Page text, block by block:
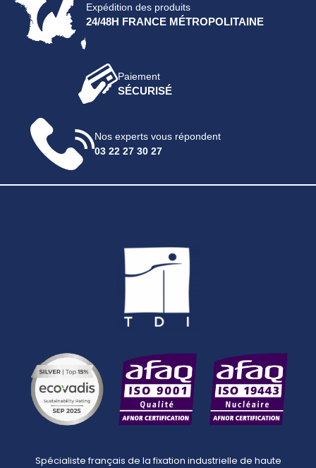
Expédition des produits
24/48H FRANCE MÉTROPOLITAINE
Paiement
SÉCURISÉ
Nos experts vous répondent
03 22 27 30 27
Spécialiste français de la fixation industrielle de haute